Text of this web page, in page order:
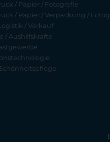
/ Papier / Fotografie
/ Papier / Verpackung /
/ Verkauf
/ Aushilfskräfte